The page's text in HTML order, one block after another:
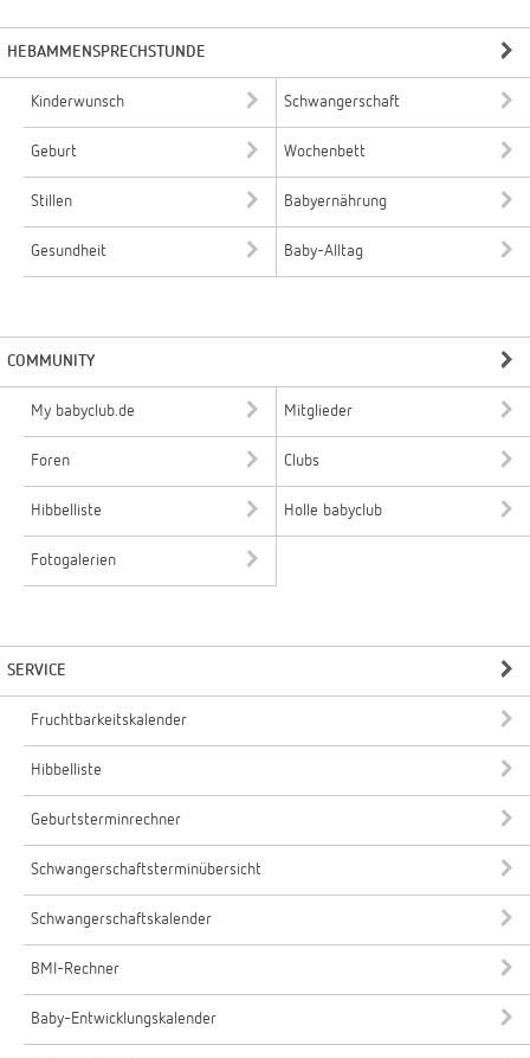
HEBAMMENSPRECHSTUNDE
Kinderwunsch Schwangerschaft
Geburt Wochenbett
Stillen Babyernährung
Gesundheit Baby-Alltag
COMMUNITY
My babyclub.de Mitglieder
Foren Clubs
Hibbelliste Holle babyclub
Fotogalerien
SERVICE
Fruchtbarkeitskalender
Hibbelliste
Geburtsterminrechner
Schwangerschaftsterminübersicht
Schwangerschaftskalender
BMI-Rechner
Baby-Entwicklungskalender